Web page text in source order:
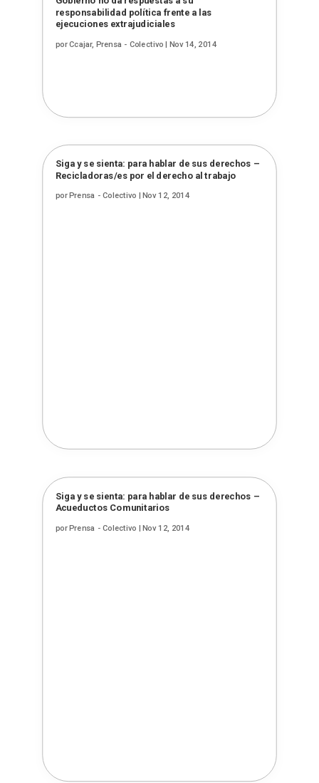
responsabilidad política frente a las
ejecuciones extrajudiciales
porCcajar, Prensa - Colectivo | Nov 14, 2014
Siga y se sienta: para hablar de sus derechos –
Recicladoras/es por el derecho al trabajo
por Prensa - Colectivo Nov 12, 2014
Siga y se sienta: para hablar de sus derechos –
Acueductos Comunitarios
porPrensa - Colectivo | Nov 12, 2014